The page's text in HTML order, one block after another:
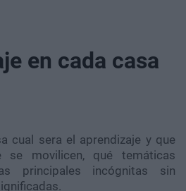
en cada casa
cual sera el aprendizaje y que
movilicen, qué temáticas
principales incógnitas sin